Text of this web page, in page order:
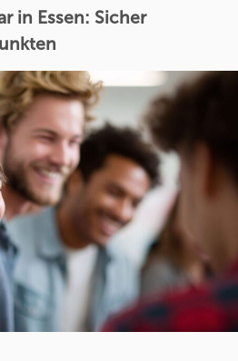
in Essen: Sicher